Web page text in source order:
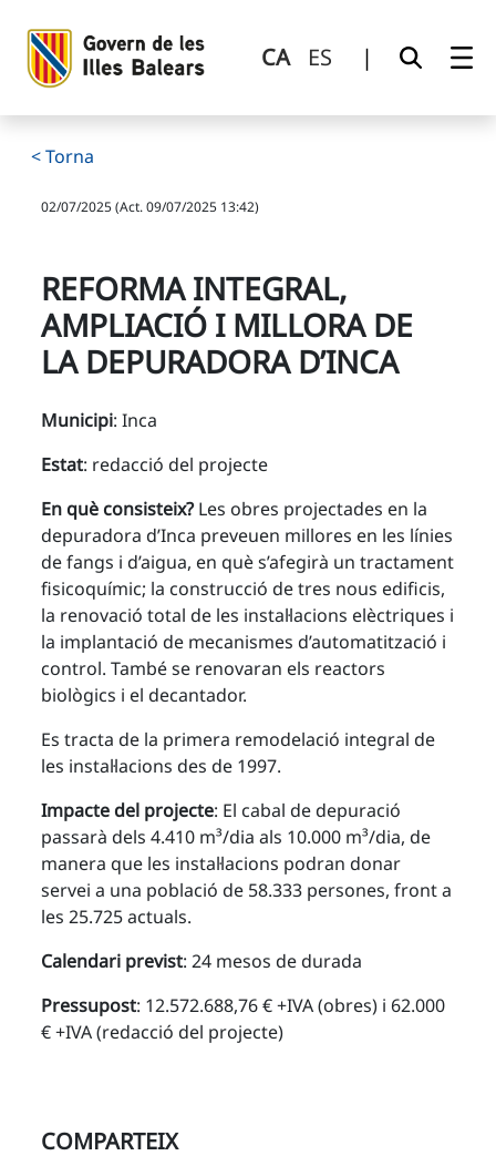
CA ES |
< Torna
02/07/2025 (Act. 09/07/2025 13:42)
REFORMA INTEGRAL,
AMPLIACIÓ I MILLORA DE
LA DEPURADORA D’INCA
Municipi: Inca
Estat: redacció del projecte
En què consisteix?Les obres projectades en la
depuradora d’Inca preveuen millores en les línies
de fangs i d’aigua, en què s’afegirà un tractament
fisicoquímic; la construcció de tres nous edificis,
la renovació total de les instal·lacions elèctriques i
la implantació de mecanismes d’automatització i
control. També se renovaran els reactors
biològics i el decantador.
Es tracta de la primera remodelació integral de
les instal·lacions des de 1997.
Impacte del projecte: El cabal de depuració
passarà dels 4.410 m³/dia als 10.000 m³/dia, de
manera que les instal·lacions podran donar
servei a una població de 58.333 persones, front a
les 25.725 actuals.
Calendari previst: 24 mesos de durada
Pressupost: 12.572.688,76 € +IVA (obres) i 62.000
€ +IVA (redacció del projecte)
COMPARTEIX